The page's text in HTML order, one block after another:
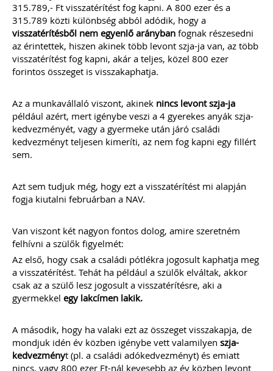
2026-08-04
Külföldi gazdálkodó
magyarországi
részvételének
adózási kérdései
A vásárokon és a piacokon
folytatott kereskedelmi
időszaka a nyári szezon, amikor
szabadtéren is megrendezésre
kerülhetnek a különféle – gyakran
tematikus – vásárok. Írásunk
fókuszába azt az esetkört helyezzük,
gazdálkodó szeretné áruját belföldön
értékesíteni. Megvizsgáljuk, hogy
ehhez az érintett személynek milyen
feltételeknek kell eleget tennie, illetve
315.789,- Ft visszatérítést fog kapni. A 800 ezer és a
315.789 közti különbség abból adódik, hogy a
visszatérítésből nem egyenlő arányban fognak részesedni
az érintettek, hiszen akinek több levont szja-ja van, az több
visszatérítést fog kapni, akár a teljes, közel 800 ezer
forintos összeget is visszakaphatja.
Az a munkavállaló viszont, akinek nincs levont szja-ja
például azért, mert igénybe veszi a 4 gyerekes anyák szja-
kedvezményét, vagy a gyermeke után járó családi
kedvezményt teljesen kimeríti, az nem fog kapni egy fillért
sem.
Azt sem tudjuk még, hogy ezt a visszatérítést mi alapján
fogja kiutalni februárban a NAV.
Van viszont két nagyon fontos dolog, amire szeretném
felhívni a szülők figyelmét:
Az első, hogy csak a családi pótlékra jogosult kaphatja meg
a visszatérítést. Tehát ha például a szülők elváltak, akkor
csak az a szülő lesz jogosult a visszatérítésre, aki a
gyermekkel egy lakcímen lakik.
A második, hogy ha valaki ezt az összeget visszakapja, de
mondjuk idén év közben igénybe vett valamilyen szja-
kedvezményt (pl. a családi adókedvezményt) és emiatt
nincs, vagy 800 ezer Ft-nál kevesebb az év közben levont